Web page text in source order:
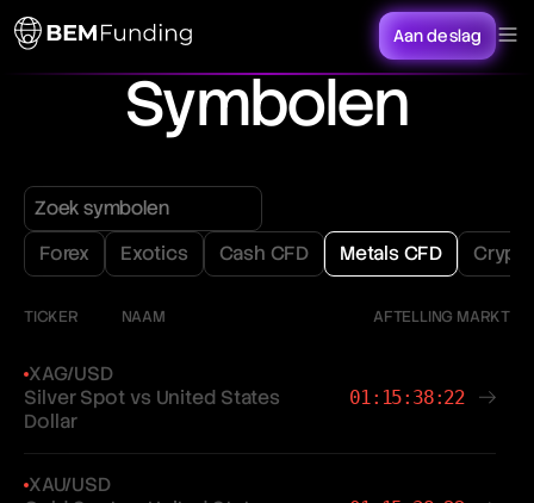
Aan de slag
Symbolen
Forex Exotics Cash CFD Metals CFD
TICKER NAAM AFTELLING MARKT
XAG/USD
Silver Spot vs United States
Dollar
01:15:38:22
XAU/USD